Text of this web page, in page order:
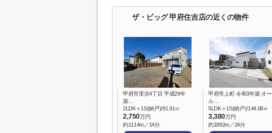
ザ・ビッグ 甲府住吉店の近くの物件
甲府市里吉4丁目 平成29年
築…
2LDK＋1S(納戸)/91.91㎡
2,750万円
約1114m／14分
甲府市上町 令和3年築 オー
ル…
5LDK＋1S(納戸)/144.08㎡
3,380万円
約1892m／24分